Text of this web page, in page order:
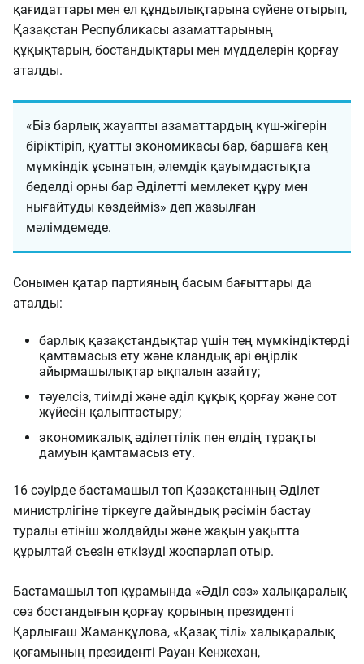
қағидаттары мен ел құндылықтарына сүйене отырып,
Қазақстан Республикасы азаматтарының
құқықтарын, бостандықтары мен мүдделерін қорғау
аталды.
«Біз барлық жауапты азаматтардың күш-жігерін
біріктіріп, қуатты экономикасы бар, баршаға кең
мүмкіндік ұсынатын, әлемдік қауымдастықта
беделді орны бар Әділетті мемлекет құру мен
нығайтуды көздейміз» деп жазылған
мәлімдемеде.
Сонымен қатар партияның басым бағыттары да
аталды:
барлық қазақстандықтар үшін тең мүмкіндіктерді
қамтамасыз ету және кландық әрі өңірлік
айырмашылықтар ықпалын азайту;
тәуелсіз, тиімді және әділ құқық қорғау және сот
жүйесін қалыптастыру;
экономикалық әділеттілік пен елдің тұрақты
дамуын қамтамасыз ету.
16 сәуірде бастамашыл топ Қазақстанның Әділет
министрлігіне тіркеуге дайындық рәсімін бастау
туралы өтініш жолдайды және жақын уақытта
құрылтай съезін өткізуді жоспарлап отыр.
Бастамашыл топ құрамында «Әділ сөз» халықаралық
сөз бостандығын қорғау қорының президенті
Қарлығаш Жаманқұлова, «Қазақ тілі» халықаралық
қоғамының президенті Рауан Кенжехан,